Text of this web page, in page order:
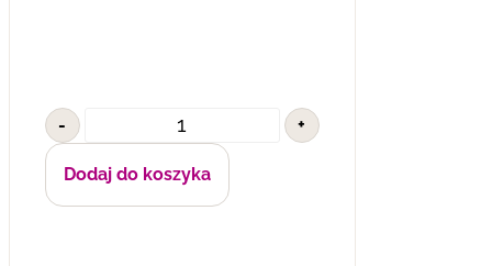
- +
Dodaj do koszyka